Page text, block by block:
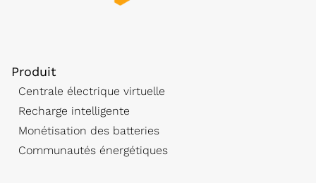
Produit
Centrale électrique virtuelle
Recharge intelligente
Monétisation des batteries
Communautés énergétiques